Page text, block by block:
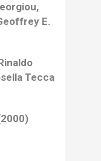
E.
Tecca